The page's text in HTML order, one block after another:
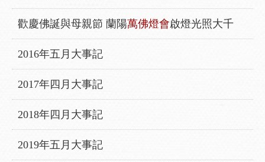
歡慶佛誕與母親節 蘭陽萬佛燈會啟燈光照大千
2016年五月大事記
2017年四月大事記
2018年四月大事記
2019年五月大事記